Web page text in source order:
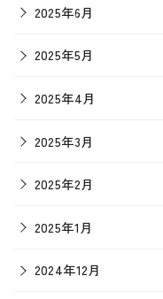
2025年6月
2025年5月
2025年4月
2025年3月
2025年2月
2025年1月
2024年12月